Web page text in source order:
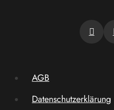
AGB
Datenschutzerklärung